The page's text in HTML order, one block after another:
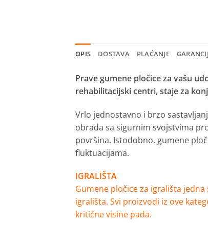
OPIS DOSTAVA PLAĆANJE
Prave gumene pločiceza vašu
rehabilitacijski centri, staje za
Vrlo jednostavno i brzo
obrada sa sigurnim svojstvima
površina. Istodobno, gumene
fluktuacijama.
IGRALIŠTA
Gumene pločice za igrališta
igrališta. Svi proizvodi iz ove
kritične visine pada.